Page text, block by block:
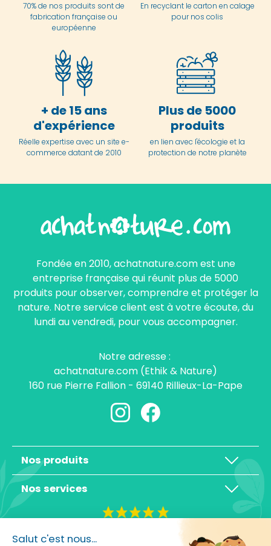
Salut c'est nous...
70% de nos produits sont de
fabrication française ou
européenne
En recyclant le carton en calage
pour nos colis
+ de 15 ans
d'expérience
Réelle expertise avec un site e-
commerce datant de 2010
Plus de 5000
produits
en lien avec l'écologie et la
protection de notre planète
Fondée en 2010, achatnature.com est une
entreprise française qui réunit plus de 5000
produits pour observer, comprendre et protéger la
nature. Notre service client est à votre écoute, du
lundi au vendredi, pour vous accompagner.
Notre adresse :
achatnature.com (Ethik & Nature)
160 rue Pierre Fallion - 69140 Rillieux-La-Pape
Nos produits
Nos services